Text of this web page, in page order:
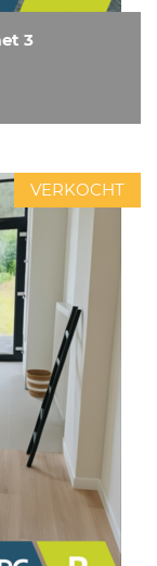
3
VERKOCHT